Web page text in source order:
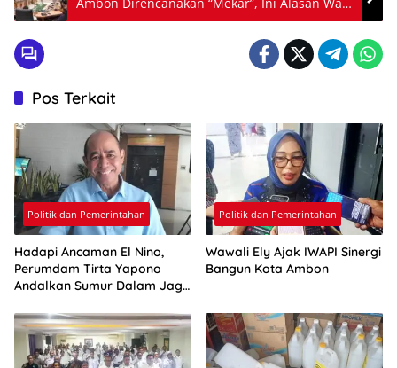
Kota
Pos Terkait
Politik dan Pemerintahan
Hadapi Ancaman El Nino,
Perumdam Tirta Yapono
Andalkan Sumur Dalam Jaga
Politik dan Pemerintahan
Wawali Ely Ajak IWAPI Sinergi
Bangun Kota Ambon